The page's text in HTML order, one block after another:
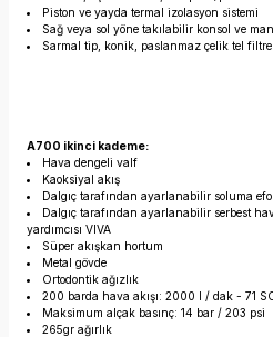
Piston ve yayda termal izolasyon sistemi
Sağ veya sol yöne takılabilir konsol ve
Sarmal tip, konik, paslanmaz çelik tel filtre
A700 ikinci kademe:
Hava dengeli valf
Kaoksiyal akış
Dalgıç tarafından ayarlanabilir soluma
Dalgıç tarafından ayarlanabilir serbest
yardımcısı VIVA
Süper akışkan hortum
Metal gövde
Ortodontik ağızlık
200 barda hava akışı: 2000 l / dak - 71
Maksimum alçak basınç: 14 bar / 203 psi
265gr ağırlık